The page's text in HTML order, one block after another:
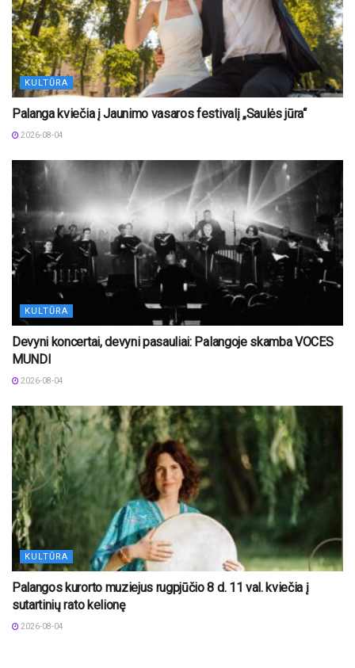
KULTŪRA
Palanga kviečia į Jaunimo vasaros festivalį „Saulės jūra“
2026-08-04
KULTŪRA
Devyni koncertai, devyni pasauliai: Palangoje skamba VOCES
MUNDI
2026-08-04
KULTŪRA
Palangos kurorto muziejus rugpjūčio 8 d. 11 val. kviečia į
sutartinių rato kelionę
2026-08-04